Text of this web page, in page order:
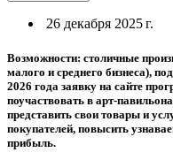
26 декабря 2025 г.
Возможности: столичные
малого и среднего бизнеса),
2026 года заявку на сайте
поучаствовать в арт-
представить свои товары и
покупателей, повысить
прибыль.